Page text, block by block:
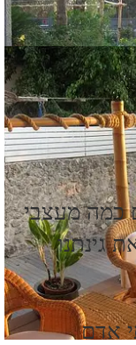
כמה מעצבי
גינתנו
אדם